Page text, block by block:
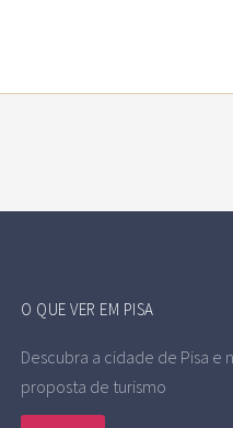
O QUE VER EM PISA
Descubra a cidade de Pisa e
proposta de turismo